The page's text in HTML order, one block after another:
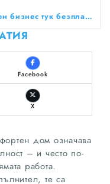
Създай профил на своя строителен бизнес тук безплатно!
Facebook
X
дом означава
– и често по-
работа.
те са